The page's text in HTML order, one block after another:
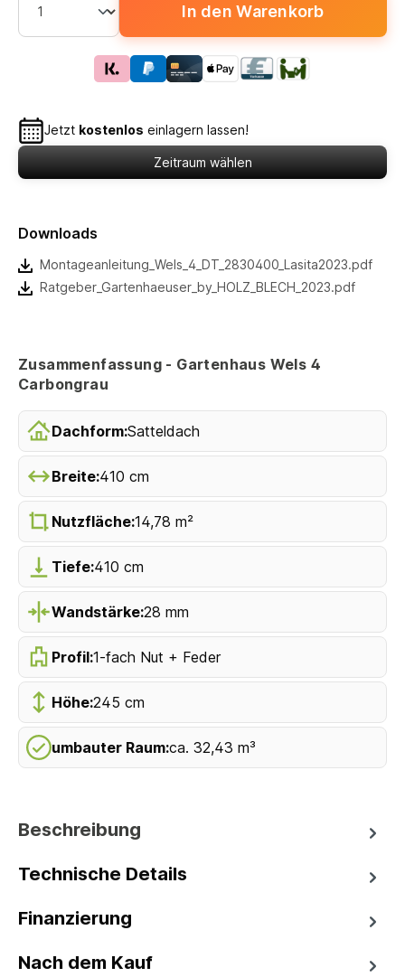
In den Warenkorb
Jetzt kostenlos einlagern lassen!
Zeitraum wählen
Downloads
Montageanleitung_Wels_4_DT_2830400_Lasita2023.pdf
Ratgeber_Gartenhaeuser_by_HOLZ_BLECH_2023.pdf
Zusammenfassung - Gartenhaus Wels 4
Carbongrau
Dachform:Satteldach
Breite:410 cm
Nutzfläche:14,78 m²
Tiefe:410 cm
Wandstärke:28 mm
Profil:1-fach Nut + Feder
Höhe:245 cm
umbauter Raum:ca. 32,43 m³
Beschreibung
Technische Details
Finanzierung
Nach dem Kauf